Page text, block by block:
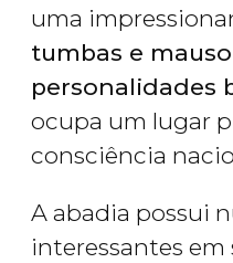
uma
tumbas e
personalidades
ocupa um lugar
consciência
A abadia possui
interessantes